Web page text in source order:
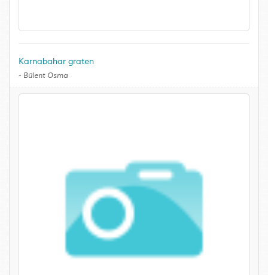
Karnabahar graten
- Bülent Osma